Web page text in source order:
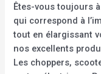
Êtes-vous toujours
qui correspond à
tout en élargissant
nos excellents
Les choppers,